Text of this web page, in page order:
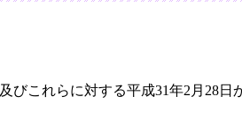
これらに対する平成31年2月28日